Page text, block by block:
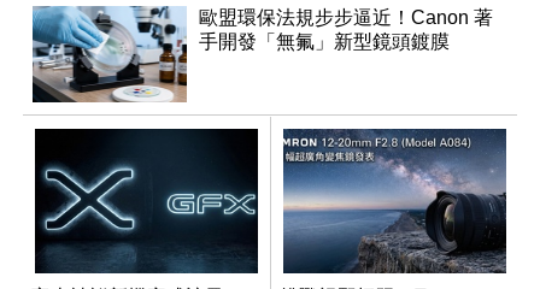
歐盟環保法規步步逼近！Canon 著
手開發「無氟」新型鏡頭鍍膜